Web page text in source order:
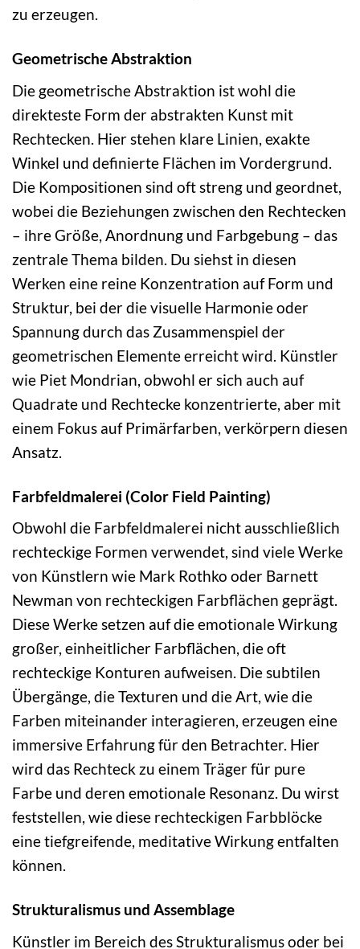
zu erzeugen.
Geometrische Abstraktion
Die geometrische Abstraktion ist wohl die
direkteste Form der abstrakten Kunst mit
Rechtecken. Hier stehen klare Linien, exakte
Winkel und definierte Flächen im Vordergrund.
Die Kompositionen sind oft streng und geordnet,
wobei die Beziehungen zwischen den Rechtecken
– ihre Größe, Anordnung und Farbgebung – das
zentrale Thema bilden. Du siehst in diesen
Werken eine reine Konzentration auf Form und
Struktur, bei der die visuelle Harmonie oder
Spannung durch das Zusammenspiel der
geometrischen Elemente erreicht wird. Künstler
wie Piet Mondrian, obwohl er sich auch auf
Quadrate und Rechtecke konzentrierte, aber mit
einem Fokus auf Primärfarben, verkörpern diesen
Ansatz.
Farbfeldmalerei (Color Field Painting)
Obwohl die Farbfeldmalerei nicht ausschließlich
rechteckige Formen verwendet, sind viele Werke
von Künstlern wie Mark Rothko oder Barnett
Newman von rechteckigen Farbflächen geprägt.
Diese Werke setzen auf die emotionale Wirkung
großer, einheitlicher Farbflächen, die oft
rechteckige Konturen aufweisen. Die subtilen
Übergänge, die Texturen und die Art, wie die
Farben miteinander interagieren, erzeugen eine
immersive Erfahrung für den Betrachter. Hier
wird das Rechteck zu einem Träger für pure
Farbe und deren emotionale Resonanz. Du wirst
feststellen, wie diese rechteckigen Farbblöcke
eine tiefgreifende, meditative Wirkung entfalten
können.
Strukturalismus und Assemblage
Künstler im Bereich des Strukturalismus oder bei